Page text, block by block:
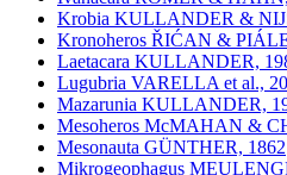
Krobia KULLANDER &
Kronoheros ŘIĆAN &
Laetacara KULLANDER,
Lugubria VARELLA et al.,
Mazarunia KULLANDER,
Mesoheros McMAHAN &
Mesonauta GÜNTHER, 1862
Mikrogeophagus